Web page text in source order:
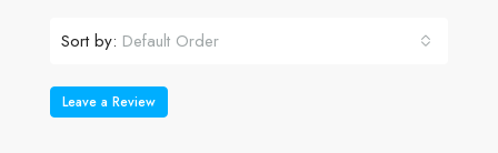
Sort by: Default Order
Leave a Review